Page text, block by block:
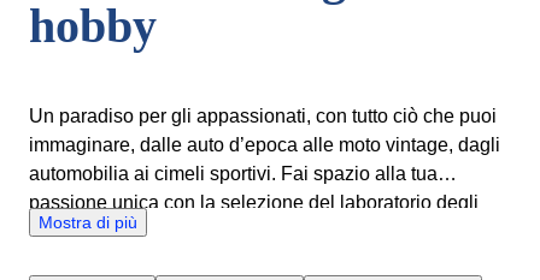
hobby
Un paradiso per gli appassionati, con tutto ciò che puoi
immaginare, dalle auto d’epoca alle moto vintage, dagli
automobilia ai cimeli sportivi. Fai spazio alla tua
passione unica con la selezione del laboratorio degli
hobby.
Mostra di più